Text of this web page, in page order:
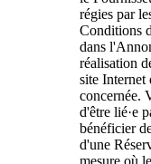
régies par
Conditions
dans
réalisation
site Internet
concernée.
d'être lié·e
bénéficier
d'une
mesure où